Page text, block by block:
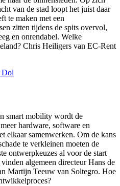
van de stad loopt het juist daar
te maken met een
zitten tijdens de spits overvol,
en onrendabel. Welke
Chris Heiligers van EC-Rent
Dol
smart mobility wordt de
hardware, software en
elkaar samenwerken. Om de kans
te verkleinen moeten de
ontwerpkeuzes al voor de start
algemeen directeur Hans de
Martijn Teeuw van Soltegro. Hoe